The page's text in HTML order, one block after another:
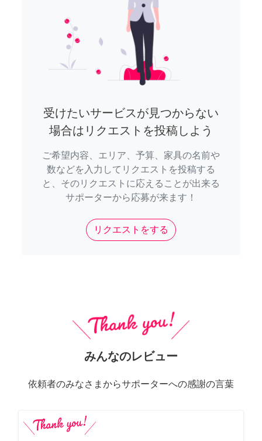
受けたいサービスが見つからない
場合はリクエストを投稿しよう
ご希望内容、エリア、予算、家具の名前や
数などを入力してリクエストを投稿する
と、そのリクエストに応えることが出来る
サポーターから応募が来ます！
リクエストをする
みんなのレビュー
依頼者のみなさまからサポーターへの感謝の言葉